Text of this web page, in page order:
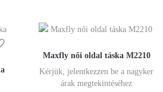
Maxfly női oldal táska M2210
Kérjük, jelentkezzen be a nagyker
árak megtekintéséhez